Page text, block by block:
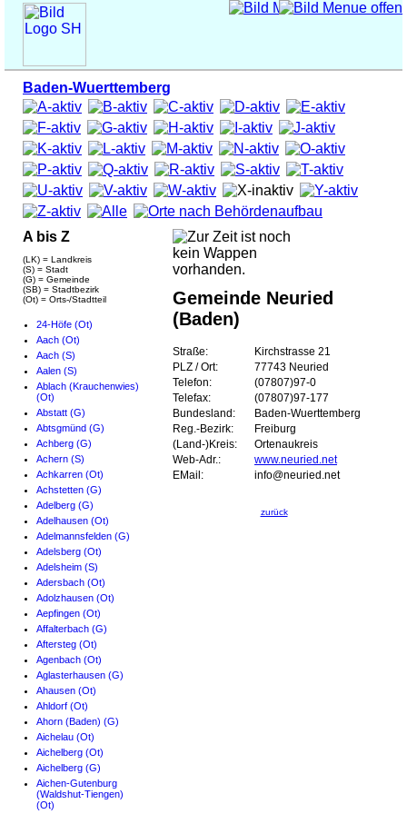
Baden-Wuerttemberg
A bis Z
(LK) = Landkreis
(S) = Stadt
(G) = Gemeinde
(SB) = Stadtbezirk
(Ot) = Orts-/Stadtteil
24-Höfe (Ot)
Aach (Ot)
Aach (S)
Aalen (S)
Ablach (Krauchenwies)
(Ot)
Abstatt (G)
Abtsgmünd (G)
Achberg (G)
Achern (S)
Achkarren (Ot)
Achstetten (G)
Adelberg (G)
Adelhausen (Ot)
Adelmannsfelden (G)
Adelsberg (Ot)
Adelsheim (S)
Adersbach (Ot)
Adolzhausen (Ot)
Aepfingen (Ot)
Affalterbach (G)
Aftersteg (Ot)
Agenbach (Ot)
Aglasterhausen (G)
Ahausen (Ot)
Ahldorf (Ot)
Ahorn (Baden) (G)
Aichelau (Ot)
Aichelberg (Ot)
Aichelberg (G)
Aichen-Gutenburg
(Waldshut-Tiengen)
(Ot)
Gemeinde Neuried
(Baden)
Straße:
Kirchstrasse 21
PLZ / Ort:
77743 Neuried
Telefon:
(07807)97-0
Telefax:
(07807)97-177
Bundesland:
Baden-Wuerttemberg
Reg.-Bezirk:
Freiburg
(Land-)Kreis:
Ortenaukreis
Web-Adr.:
www.neuried.net
EMail:
info@neuried.net
zurück